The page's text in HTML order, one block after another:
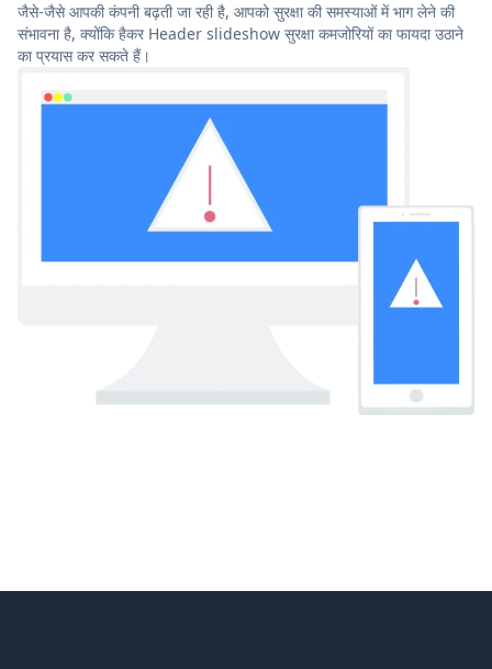
जैसे-जैसे आपकी कंपनी बढ़ती जा रही है, आपको सुरक्षा की समस्याओं में भाग लेने की
संभावना है, क्योंकि हैकर Header slideshow सुरक्षा कमजोरियों का फायदा उठाने
का प्रयास कर सकते हैं।